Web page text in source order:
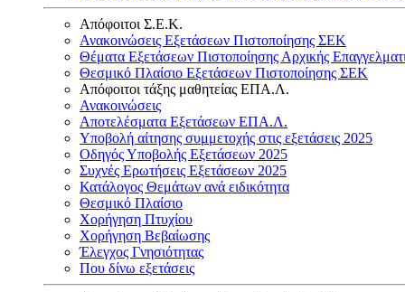
Απόφοιτοι Σ.Ε.Κ.
Ανακοινώσεις Εξετάσεων Πιστοποίησης ΣΕΚ
Θέματα Εξετάσεων Πιστοποίησης Αρχικής
Θεσμικό Πλαίσιο Εξετάσεων Πιστοποίησης ΣΕΚ
Απόφοιτοι τάξης μαθητείας ΕΠΑ.Λ.
Ανακοινώσεις
Αποτελέσματα Εξετάσεων ΕΠΑ.Λ.
Υποβολή αίτησης συμμετοχής στις εξετάσεις 2025
Οδηγός Υποβολής Εξετάσεων 2025
Συχνές Ερωτήσεις Εξετάσεων 2025
Κατάλογος Θεμάτων ανά ειδικότητα
Θεσμικό Πλαίσιο
Χορήγηση Πτυχίου
Χορήγηση Βεβαίωσης
Έλεγχος Γνησιότητας
Που δίνω εξετάσεις